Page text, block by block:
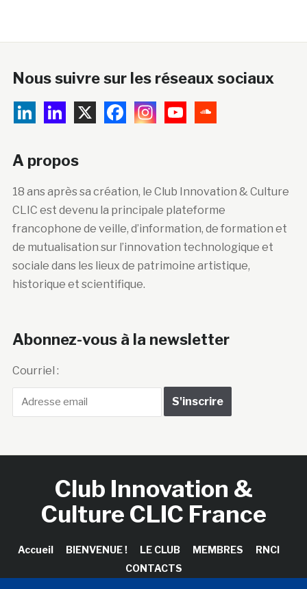
Nous suivre sur les réseaux sociaux
A propos
18 ans après sa création, le Club Innovation & Culture
CLIC est devenu la principale plateforme
francophone de veille, d’information, de formation et
de mutualisation sur l’innovation technologique et
sociale dans les lieux de patrimoine artistique,
historique et scientifique.
Abonnez-vous à la newsletter
Courriel :
Club Innovation &
Culture CLIC France
Accueil BIENVENUE ! LE CLUB MEMBRES
RNCI
CONTACTS